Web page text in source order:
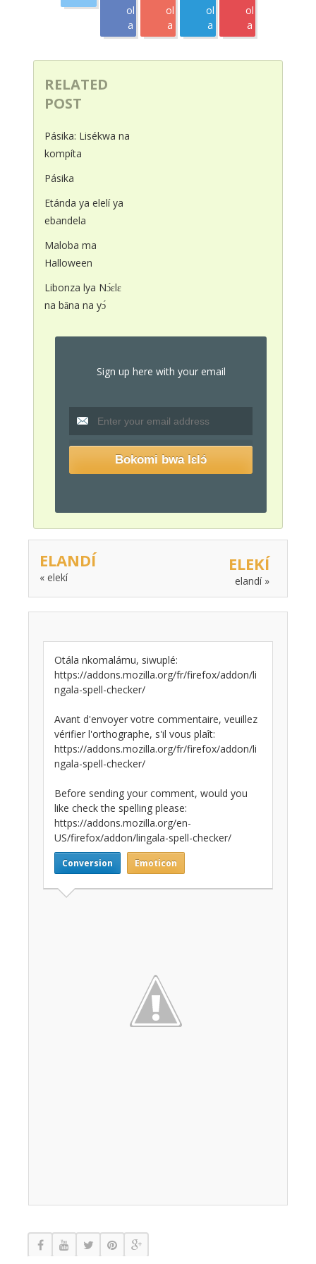
ol
a
ol
a
ol
a
ol
a
RELATED
POST
Pásika: Lisékwa na
kompíta
Pásika
Etánda ya elelí ya
ebandela
Maloba ma
Halloween
Libonza lya Nɔ́ɛlɛ
na bǎna na yɔ́
Sign up here with your email
ELANDÍ
« elekí
ELEKÍ
elandí »
Otála nkomalámu, siwuplé:
https://addons.mozilla.org/fr/firefox/addon/li
ngala-spell-checker/
Avant d'envoyer votre commentaire, veuillez
vérifier l'orthographe, s'il vous plaît:
https://addons.mozilla.org/fr/firefox/addon/li
ngala-spell-checker/
Before sending your comment, would you
like check the spelling please:
https://addons.mozilla.org/en-
US/firefox/addon/lingala-spell-checker/
Conversion Emoticon